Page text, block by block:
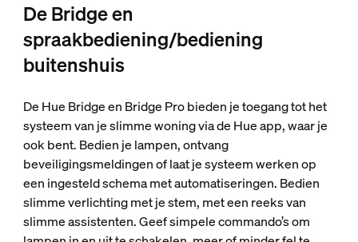
De Bridge en
spraakbediening/bediening
buitenshuis
De Hue Bridge en Bridge Pro bieden je toegang tot het
systeem van je slimme woning via de Hue app, waar je
ook bent. Bedien je lampen, ontvang
beveiligingsmeldingen of laat je systeem werken op
een ingesteld schema met automatiseringen. Bedien
slimme verlichting met je stem, met een reeks van
slimme assistenten. Geef simpele commando’s om